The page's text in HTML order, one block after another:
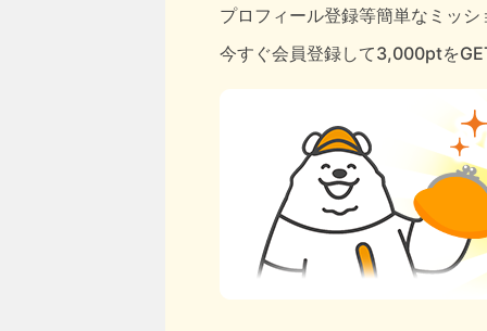
プロフィール登録等簡単なミッ
今すぐ会員登録して3,000ptを